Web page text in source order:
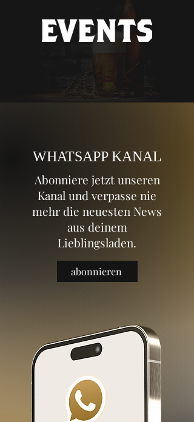
WHATSAPP KANAL
Abonniere jetzt unseren
Kanal und verpasse nie
mehr die neuesten News
aus deinem
Lieblingsladen.
abonnieren